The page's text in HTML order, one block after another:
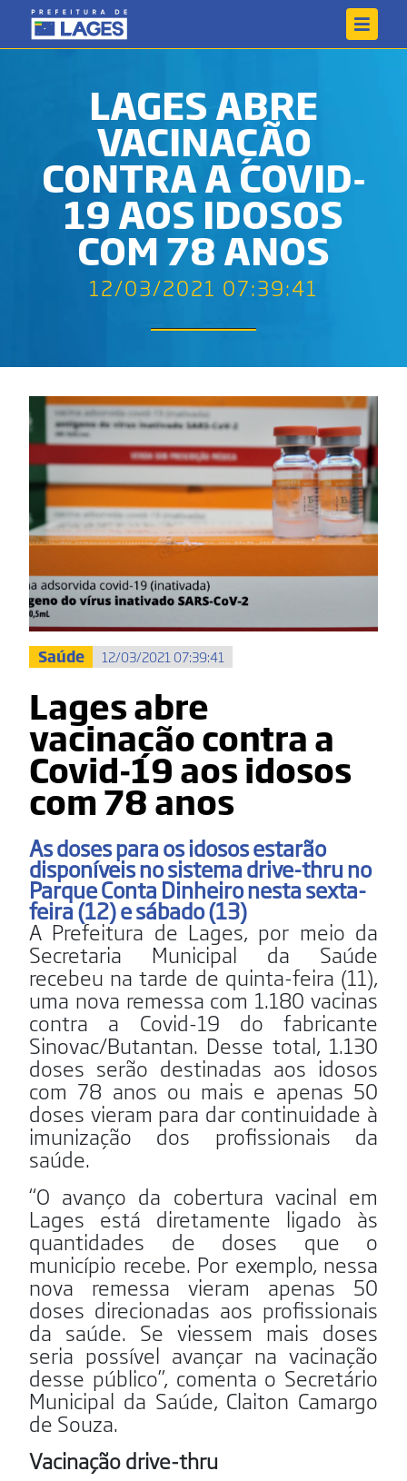
LAGES ABRE
VACINAÇÃO
CONTRA A COVID-
19 AOS IDOSOS
COM 78 ANOS
12/03/2021 07:39:41
Saúde 12/03/2021 07:39:41
Lages abre
vacinação contra a
Covid-19 aos idosos
com 78 anos
As doses para os idosos estarão
disponíveis no sistema drive-thru no
Parque Conta Dinheiro nesta sexta-
feira (12) e sábado (13)
A Prefeitura de Lages, por meio da
Secretaria Municipal da Saúde
recebeu na tarde de quinta-feira (11),
uma nova remessa com 1.180 vacinas
contra a Covid-19 do fabricante
Sinovac/Butantan. Desse total, 1.130
doses serão destinadas aos idosos
com 78 anos ou mais e apenas 50
doses vieram para dar continuidade à
imunização dos profissionais da
saúde.
“O avanço da cobertura vacinal em
Lages está diretamente ligado às
quantidades de doses que o
município recebe. Por exemplo, nessa
nova remessa vieram apenas 50
doses direcionadas aos profissionais
da saúde. Se viessem mais doses
seria possível avançar na vacinação
desse público”, comenta o Secretário
Municipal da Saúde, Claiton Camargo
de Souza.
Vacinação drive-thru